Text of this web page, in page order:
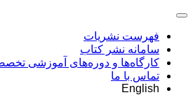
فهرست نشریات
سامانه نشر کتاب
کارگاه‌ها و دوره‌های آموزشی
تماس با ما
English